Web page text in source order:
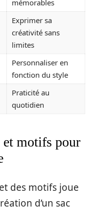
mémorables
Exprimer sa
créativité sans
limites
Personnaliser en
fonction du style
Praticité au
quotidien
et motifs pour
des motifs joue
d’un sac